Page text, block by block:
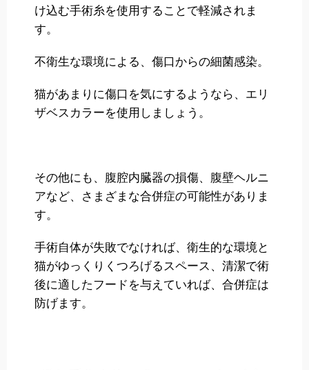
け込む手術糸を使用することで軽減されま
す。
不衛生な環境による、傷口からの細菌感染。
猫があまりに傷口を気にするようなら、エリ
ザベスカラーを使用しましょう。
その他にも、腹腔内臓器の損傷、腹壁ヘルニ
アなど、さまざまな合併症の可能性がありま
す。
手術自体が失敗でなければ、衛生的な環境と
猫がゆっくりくつろげるスペース、清潔で術
後に適したフードを与えていれば、合併症は
防げます。